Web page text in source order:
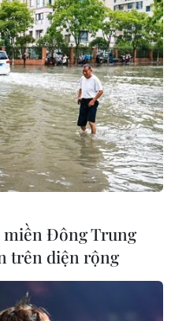
miền Đông Trung
trên diện rộng